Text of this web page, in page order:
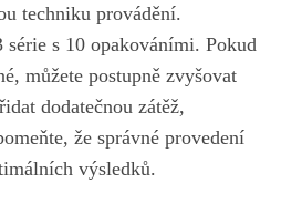
techniku provádění.
série s 10 opakováními. Pokud
⁢můžete ⁢postupně‍ zvyšovat
​dodatečnou zátěž,
že správné provedení
výsledků.